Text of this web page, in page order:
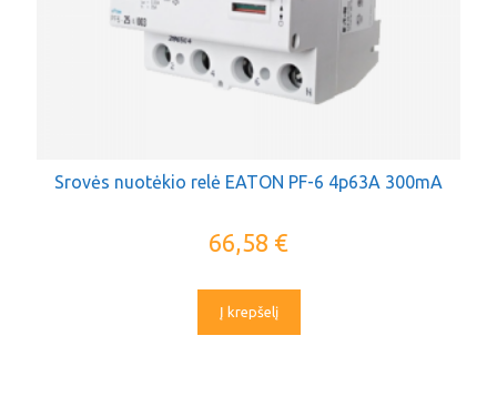
Srovės nuotėkio relė EATON PF-6 4p63A 300mA
66,58 €
Į krepšelį